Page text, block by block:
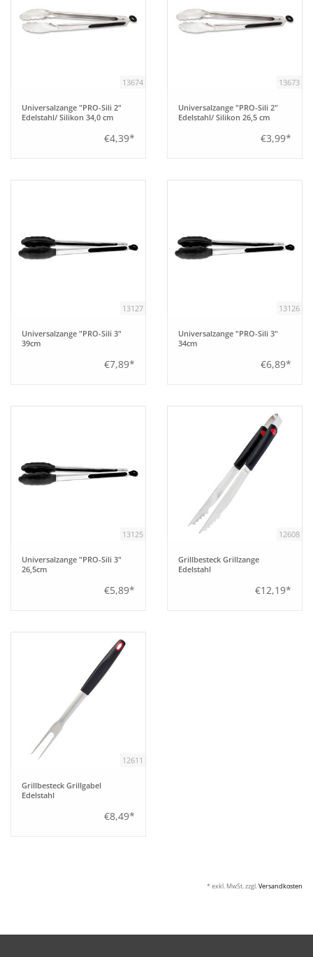
13674
Universalzange "PRO-Sili 2"
Edelstahl/ Silikon 34,0 cm
€4,39*
13673
Universalzange "PRO-Sili 2"
Edelstahl/ Silikon 26,5 cm
€3,99*
13127
Universalzange "PRO-Sili 3"
39cm
€7,89*
13126
Universalzange "PRO-Sili 3"
34cm
€6,89*
13125
Universalzange "PRO-Sili 3"
26,5cm
€5,89*
12608
Grillbesteck Grillzange
Edelstahl
€12,19*
12611
Grillbesteck Grillgabel
Edelstahl
€8,49*
* exkl. MwSt. zzgl.Versandkosten